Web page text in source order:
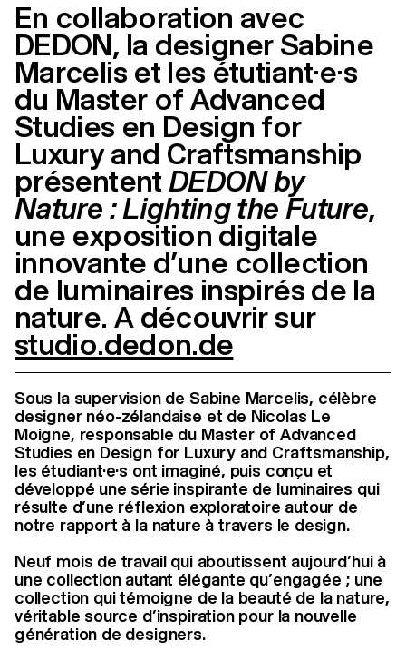
En collaboration avec
DEDON, la designer Sabine
Marcelis et les étutiant·e·s
du Master of Advanced
Studies en Design for
Luxury and Craftsmanship
présentent DEDON by
Nature : Lighting the Future,
une exposition digitale
innovante d’une collection
de luminaires inspirés de la
nature. A découvrir sur
studio.dedon.de
Sous la supervision de Sabine Marcelis, célèbre
designer néo-zélandaise et de Nicolas Le
Moigne, responsable du Master of Advanced
Studies en Design for Luxury and Craftsmanship,
les étudiant·e·s ont imaginé, puis conçu et
développé une série inspirante de luminaires qui
résulte d’une réflexion exploratoire autour de
notre rapport à la nature à travers le design.
Neuf mois de travail qui aboutissent aujourd’hui à
une collection autant élégante qu’engagée ; une
collection qui témoigne de la beauté de la nature,
véritable source d’inspiration pour la nouvelle
génération de designers.